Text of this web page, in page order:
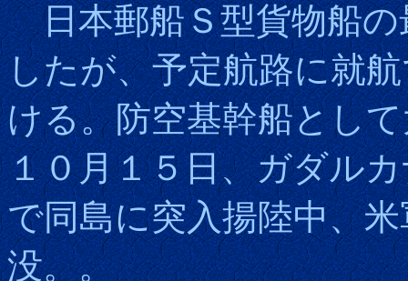
日本郵船Ｓ型貨物船の
したが、予定航路に就
ける。防空基幹船とし
１０月１５日、ガダル
で同島に突入揚陸中、
没。。